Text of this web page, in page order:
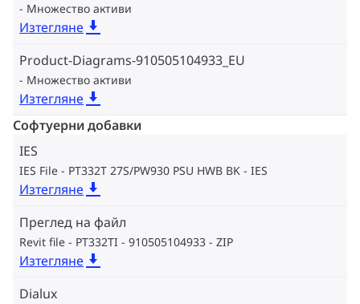
Множество активи
Изтегляне
Product-Diagrams-910505104933_EU
Множество активи
Изтегляне
Софтуерни добавки
IES
IES File - PT332T 27S/PW930 PSU HWB BK IES
Изтегляне
Преглед на файл
Revit file - PT332TI - 910505104933 ZIP
Изтегляне
Dialux